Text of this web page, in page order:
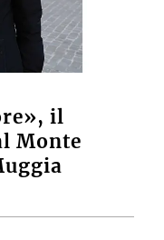
il
Monte